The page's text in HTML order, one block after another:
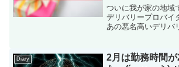
ついに我が家の地域
デリバリープロバイ
あの悪名高いデリバ
ω・｀)去年まではヤ
くれたのですが、
に変わりました。い
わるんだろう...
Diary
2月は勤務時間が